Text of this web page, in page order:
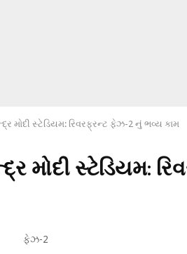
મોદી સ્ટેડિયમ: રિવરફ્રન્ટ ફેઝ-2 નું ભવ્ય કામ
મોદી સ્ટેડિયમ: